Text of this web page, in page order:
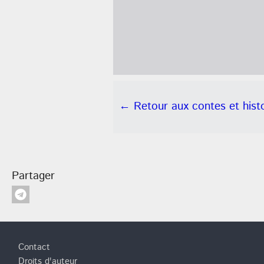
← Retour aux contes et
Partager
Pied de page
Contact